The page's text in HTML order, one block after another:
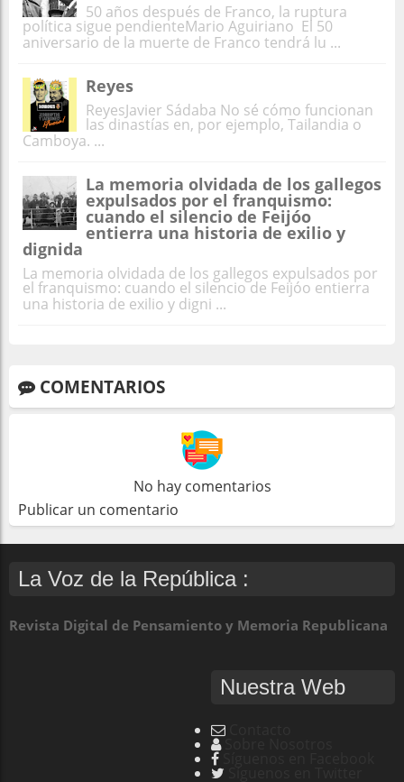
50 años después de Franco, la ruptura
política sigue pendienteMario Aguiriano El 50
aniversario de la muerte de Franco tendrá lu ...
Reyes
ReyesJavier Sádaba No sé cómo funcionan
las dinastías en, por ejemplo, Tailandia o
Camboya. ...
La memoria olvidada de los gallegos
expulsados por el franquismo:
cuando el silencio de Feijóo
entierra una historia de exilio y
dignida
La memoria olvidada de los gallegos expulsados por
el franquismo: cuando el silencio de Feijóo entierra
una historia de exilio y digni ...
COMENTARIOS
No hay comentarios
Publicar un comentario
La Voz de la República :
Revista Digital de Pensamiento y Memoria Republicana
Nuestra Web